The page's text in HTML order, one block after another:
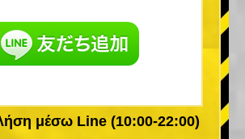
μέσω Line (10:00-22:00)